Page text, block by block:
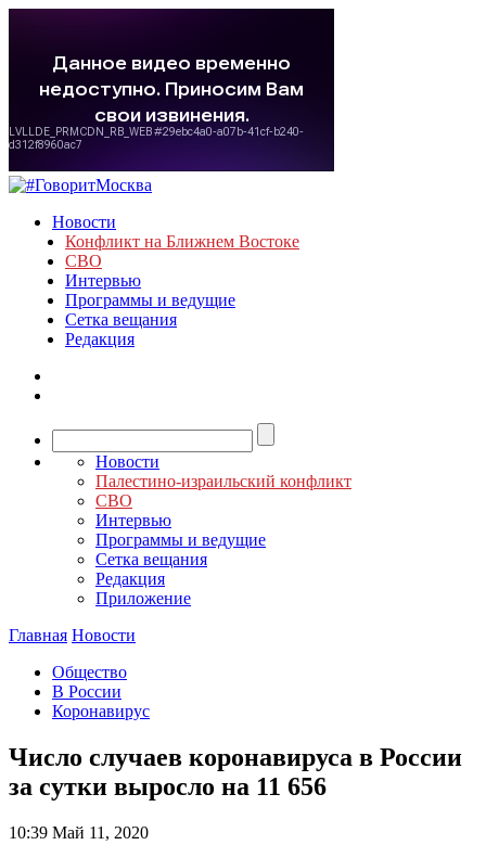
Новости
Конфликт на Ближнем Востоке
СВО
Интервью
Программы и ведущие
Сетка вещания
Редакция
Новости
Палестино-израильский конфликт
СВО
Интервью
Программы и ведущие
Сетка вещания
Редакция
Приложение
Главная Новости
Общество
В России
Коронавирус
Число случаев коронавируса в России
за сутки выросло на 11 656
10:39 Май 11, 2020